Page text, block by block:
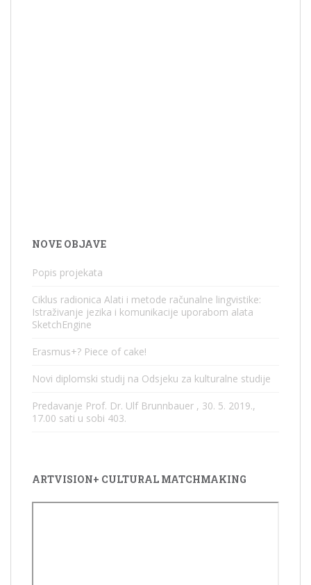
NOVE OBJAVE
Popis projekata
Ciklus radionica Alati i metode računalne lingvistike:
Istraživanje jezika i komunikacije uporabom alata
SketchEngine
Erasmus+? Piece of cake!
Novi diplomski studij na Odsjeku za kulturalne studije
Predavanje Prof. Dr. Ulf Brunnbauer , 30. 5. 2019.,
17.00 sati u sobi 403.
ARTVISION+ CULTURAL MATCHMAKING